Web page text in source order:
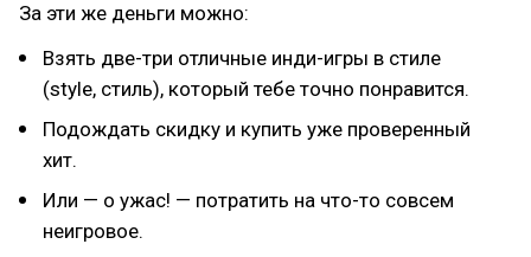
За эти же деньги можно:
Взять две-три отличные инди-игры в стиле
(style, стиль), который тебе точно понравится.
Подождать скидку и купить уже проверенный
хит.
Или — о ужас! — потратить на что-то совсем
неигровое.